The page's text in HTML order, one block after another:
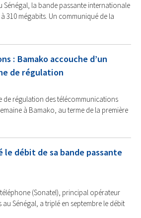
Sénégal, la bande passante internationale
310 mégabits. Un communiqué de la
: Bamako accouche d’un
de régulation
de régulation des télécommunications
à Bamako, au terme de la première
le débit de sa bande passante
(Sonatel), principal opérateur
Sénégal, a triplé en septembre le débit